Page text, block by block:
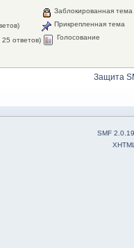
ответов)
Заблокированная тема
Прикрепленная тема
Голосование
Защита
SMF 2.0.19